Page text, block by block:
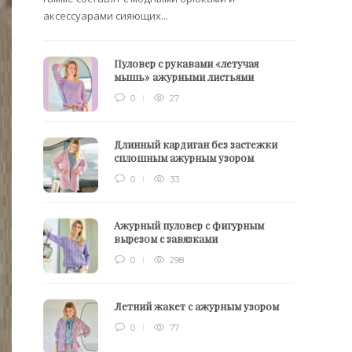
аксессуарами сияющих...
Пуловер с рукавами «летучая
мышь» ажурными листьями
0 27
Длинный кардиган без застежки
сплошным ажурным узором
0 33
Ажурный пуловер с фигурным
вырезом с завязками
0 298
Летний жакет с ажурным узором
0 77